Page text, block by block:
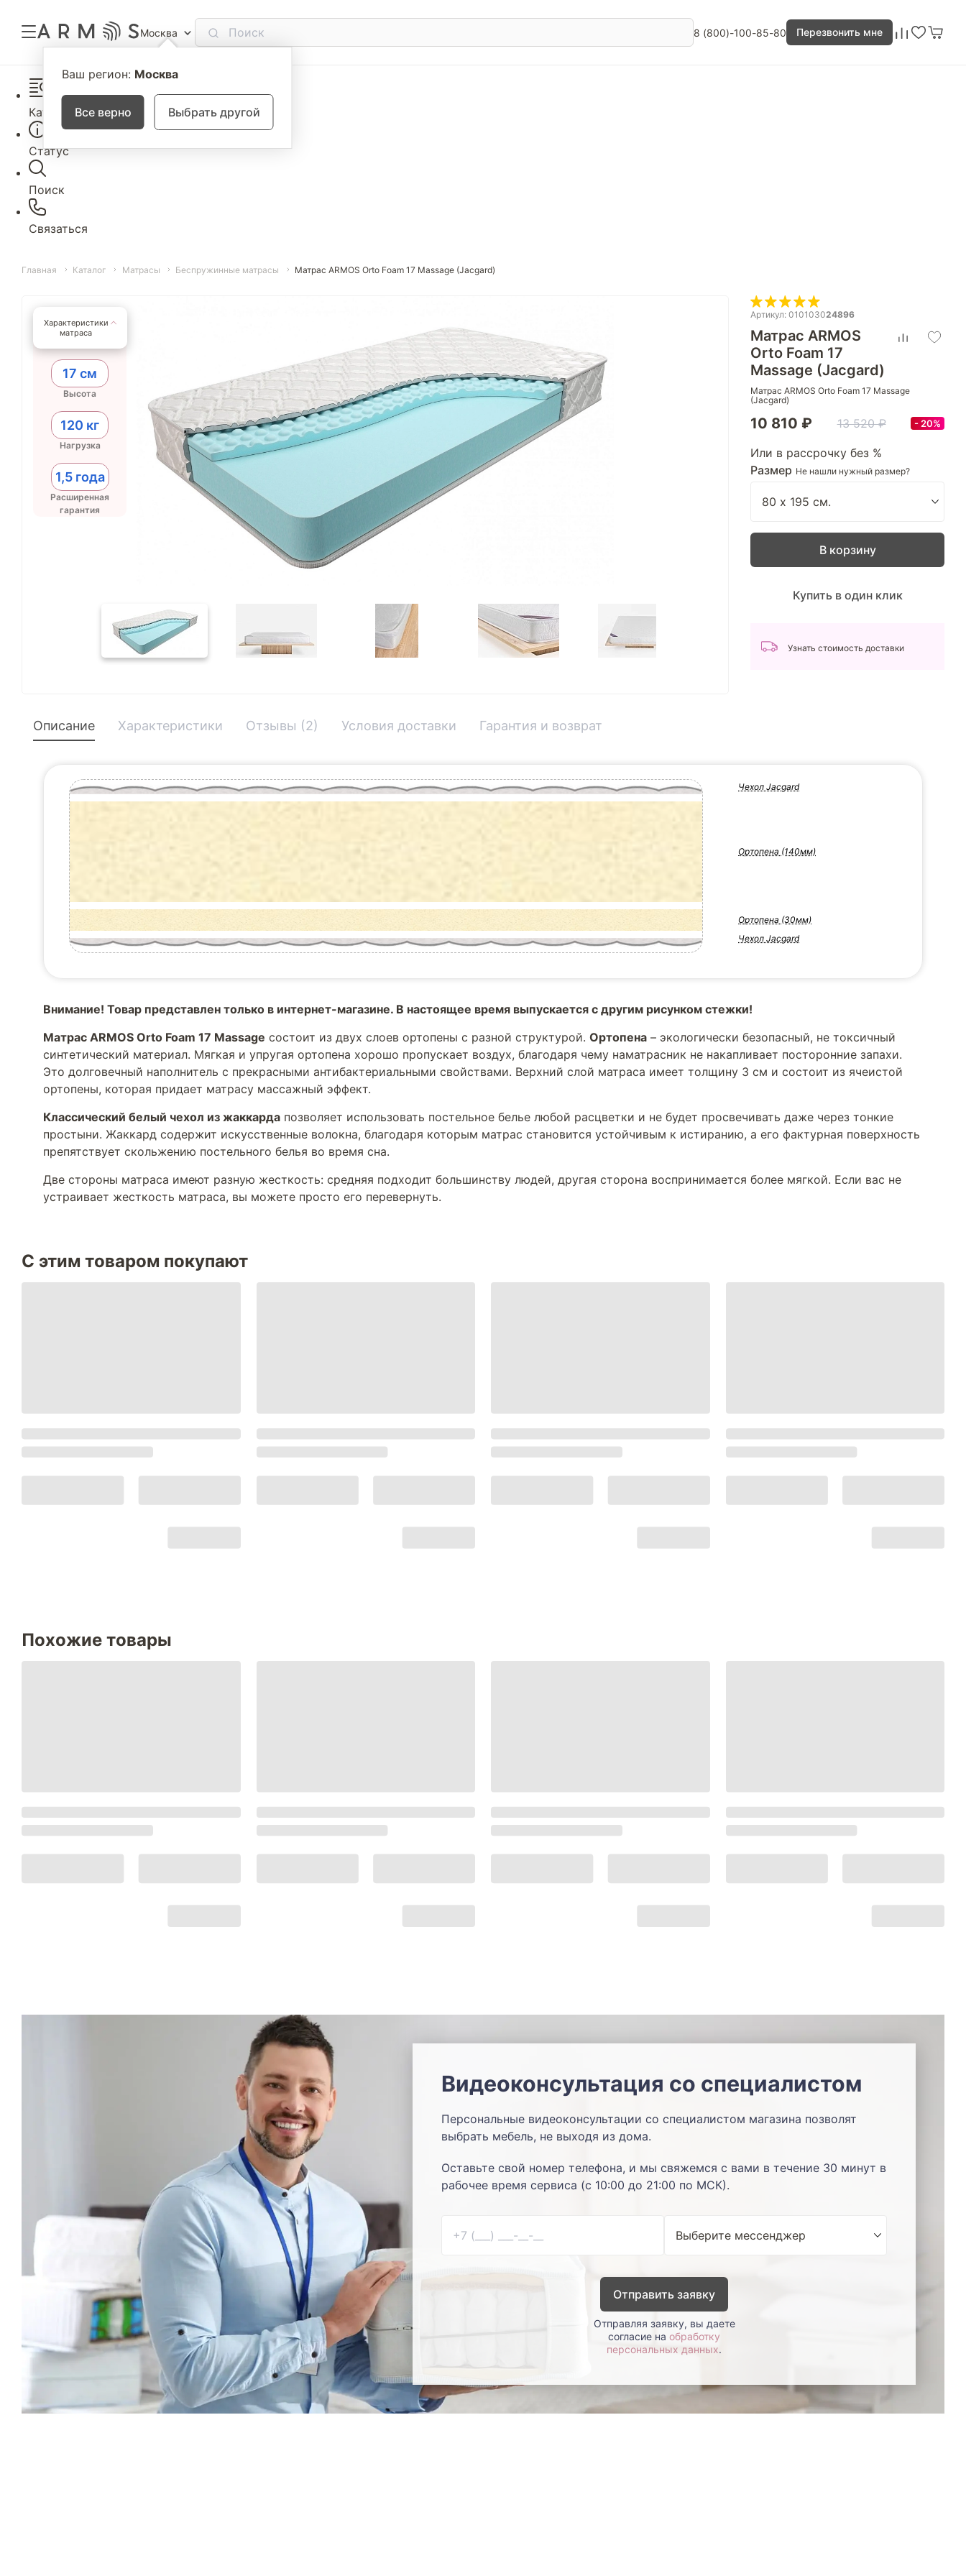
Москва
Ваш регион: Москва
Все верно Выбрать другой
8 (800)-100-85-80 Перезвонить мне
Каталог
Статус
Поиск
Связаться
Главная Каталог Матрасы Беспружинные матрасы Матрас ARMOS Orto Foam 17 Massage (Jacgard)
Характеристики
матраса
17 см
Высота
120 кг
Нагрузка
1,5 года
Расширенная
гарантия
Артикул: 010103024896
Матрас ARMOS
Orto Foam 17
Massage (Jacgard)
Матрас ARMOS Orto Foam 17 Massage
(Jacgard)
10 810 ₽ 13 520 ₽ 20%
Или в рассрочку без %
Размер Не нашли нужный размер?
В корзину
Купить в один клик
Узнать стоимость доставки
Описание Характеристики Отзывы (2) Условия доставки Гарантия и возврат
Чехол Jacgard
Ортопена (140мм)
Ортопена (30мм)
Чехол Jacgard
Внимание! Товар представлен только в интернет-магазине. В настоящее время выпускается с другим рисунком стежки!
Матрас ARMOS Orto Foam 17 Massage состоит из двух слоев ортопены с разной структурой. Ортопена – экологически безопасный, не токсичный
синтетический материал. Мягкая и упругая ортопена хорошо пропускает воздух, благодаря чему наматрасник не накапливает посторонние запахи.
Это долговечный наполнитель с прекрасными антибактериальными свойствами. Верхний слой матраса имеет толщину 3 см и состоит из ячеистой
ортопены, которая придает матрасу массажный эффект.
Классический белый чехол из жаккарда позволяет использовать постельное белье любой расцветки и не будет просвечивать даже через тонкие
простыни. Жаккард содержит искусственные волокна, благодаря которым матрас становится устойчивым к истиранию, а его фактурная поверхность
препятствует скольжению постельного белья во время сна.
Две стороны матраса имеют разную жесткость: средняя подходит большинству людей, другая сторона воспринимается более мягкой. Если вас не
устраивает жесткость матраса, вы можете просто его перевернуть.
С этим товаром покупают
Похожие товары
Видеоконсультация со специалистом
Персональные видеоконсультации со специалистом магазина позволят
выбрать мебель, не выходя из дома.
Оставьте свой номер телефона, и мы свяжемся с вами в течение 30 минут в
рабочее время сервиса (с 10:00 до 21:00 по МСК).
Отправить заявку
Отправляя заявку, вы даете
согласие на обработку
персональных данных.